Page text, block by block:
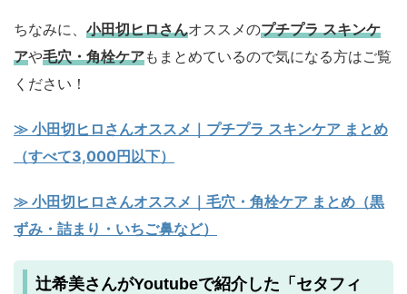
ちなみに、 小田切ヒロさんオススメのプチプラ スキンケ
アや毛穴・角栓ケアもまとめているので気になる方はご覧
ください！
≫ 小田切ヒロさんオススメ｜プチプラ スキンケア まとめ
（すべて3,000円以下）
≫ 小田切ヒロさんオススメ｜毛穴・角栓ケア まとめ（黒
ずみ・詰まり・いちご鼻など）
辻希美さんがYoutubeで紹介した「 セタフィ